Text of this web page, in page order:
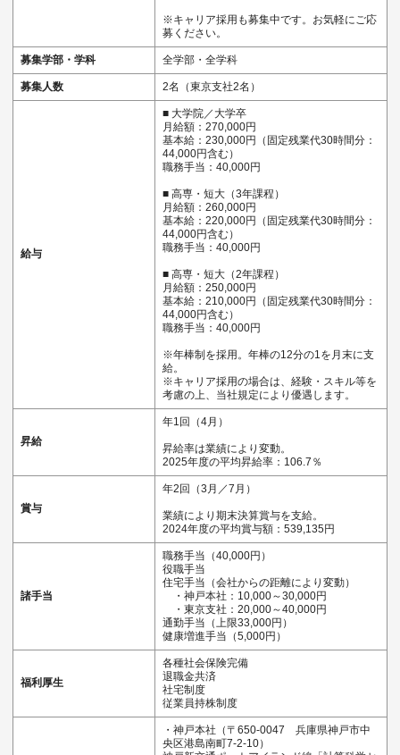
※キャリア採用も募集中です。お気軽にご応
募ください。
募集学部・学科 全学部・全学科
募集人数 2名（東京支社2名）
給与
■ 大学院／大学卒
月給額：270,000円
基本給：230,000円（固定残業代30時間分：
44,000円含む）
職務手当：40,000円
■ 高専・短大（3年課程）
月給額：260,000円
基本給：220,000円（固定残業代30時間分：
44,000円含む）
職務手当：40,000円
■ 高専・短大（2年課程）
月給額：250,000円
基本給：210,000円（固定残業代30時間分：
44,000円含む）
職務手当：40,000円
※年棒制を採用。年棒の12分の1を月末に支
給。
※キャリア採用の場合は、経験・スキル等を
考慮の上、当社規定により優遇します。
昇給
年1回（4月）
昇給率は業績により変動。
2025年度の平均昇給率：106.7％
賞与
年2回（3月／7月）
業績により期末決算賞与を支給。
2024年度の平均賞与額：539,135円
諸手当
職務手当（40,000円）
役職手当
住宅手当（会社からの距離により変動）
・神戸本社：10,000～30,000円
・東京支社：20,000～40,000円
通勤手当（上限33,000円）
健康増進手当（5,000円）
福利厚生
各種社会保険完備
退職金共済
社宅制度
従業員持株制度
・神戸本社（〒650-0047 兵庫県神戸市中
央区港島南町7-2-10）